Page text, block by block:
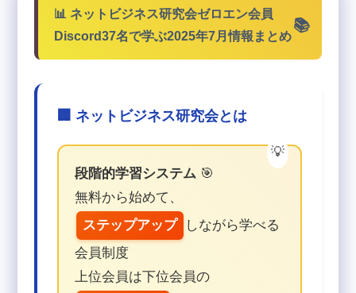
📊 ネットビジネス研究会ゼロエン会員
Discord37名で学ぶ2025年7月情報まとめ
🏢 ネットビジネス研究会とは
段階的学習システム 🎯
無料から始めて、
ステップアップ
しながら学べる
会員制度
上位会員は下位会員の